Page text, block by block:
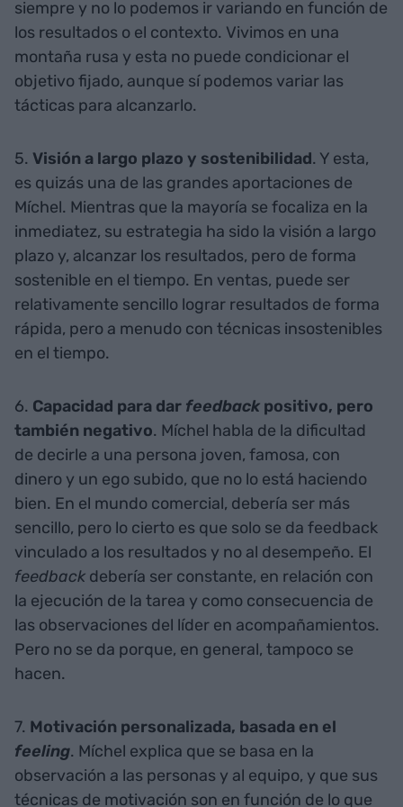
siempre y no lo podemos ir variando en función de
los resultados o el contexto. Vivimos en una
montaña rusa y esta no puede condicionar el
objetivo fijado, aunque sí podemos variar las
tácticas para alcanzarlo.
5. Visión a largo plazo y sostenibilidad. Y esta,
es quizás una de las grandes aportaciones de
Míchel. Mientras que la mayoría se focaliza en la
inmediatez, su estrategia ha sido la visión a largo
plazo y, alcanzar los resultados, pero de forma
sostenible en el tiempo. En ventas, puede ser
relativamente sencillo lograr resultados de forma
rápida, pero a menudo con técnicas insostenibles
en el tiempo.
6. Capacidad para dar feedback positivo, pero
también negativo. Míchel habla de la dificultad
de decirle a una persona joven, famosa, con
dinero y un ego subido, que no lo está haciendo
bien. En el mundo comercial, debería ser más
sencillo, pero lo cierto es que solo se da feedback
vinculado a los resultados y no al desempeño. El
feedback debería ser constante, en relación con
la ejecución de la tarea y como consecuencia de
las observaciones del líder en acompañamientos.
Pero no se da porque, en general, tampoco se
hacen.
7. Motivación personalizada, basada en el
feeling. Míchel explica que se basa en la
observación a las personas y al equipo, y que sus
técnicas de motivación son en función de lo que